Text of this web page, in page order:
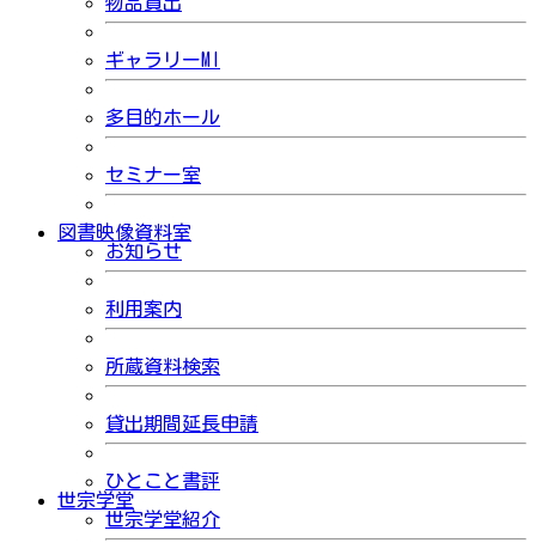
ギャラリーMI
多目的ホール
セミナー室
図書映像資料室
お知らせ
利用案内
所蔵資料検索
貸出期間延長申請
ひとこと書評
世宗学堂
世宗学堂紹介